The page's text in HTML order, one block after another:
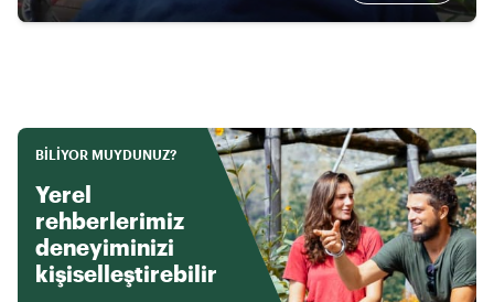
BILIYOR MUYDUNUZ?
Yerel
rehberlerimiz
deneyiminizi
kişiselleştirebilir